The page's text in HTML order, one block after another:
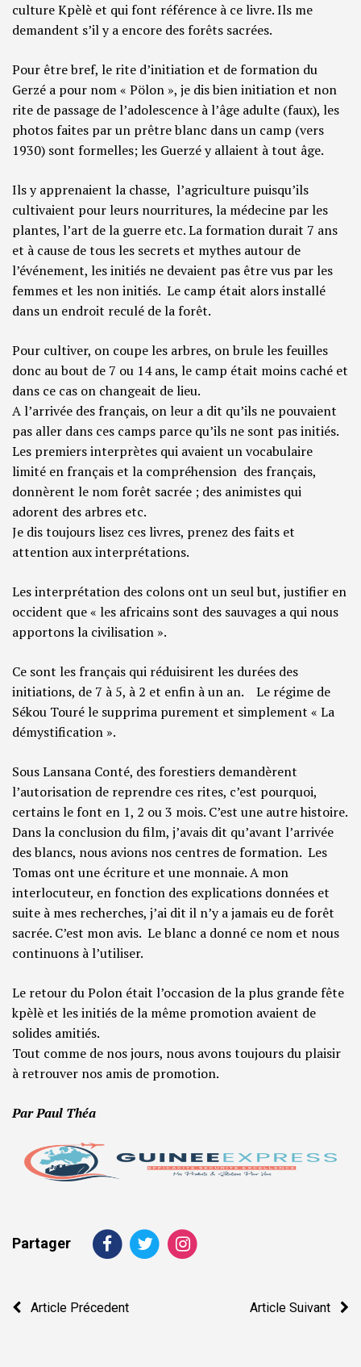
culture Kpèlè et qui font référence à ce livre. Ils me
demandent s’il y a encore des forêts sacrées.
Pour être bref, le rite d’initiation et de formation du
Gerzé a pour nom « Pölon », je dis bien initiation et non
rite de passage de l’adolescence à l’âge adulte (faux), les
photos faites par un prêtre blanc dans un camp (vers
1930) sont formelles; les Guerzé y allaient à tout âge.
Ils y apprenaient la chasse, l’agriculture puisqu’ils
cultivaient pour leurs nourritures, la médecine par les
plantes, l’art de la guerre etc. La formation durait 7 ans
et à cause de tous les secrets et mythes autour de
l’événement, les initiés ne devaient pas être vus par les
femmes et les non initiés. Le camp était alors installé
dans un endroit reculé de la forêt.
Pour cultiver, on coupe les arbres, on brule les feuilles
donc au bout de 7 ou 14 ans, le camp était moins caché et
dans ce cas on changeait de lieu.
A l’arrivée des français, on leur a dit qu’ils ne pouvaient
pas aller dans ces camps parce qu’ils ne sont pas initiés.
Les premiers interprètes qui avaient un vocabulaire
limité en français et la compréhension des français,
donnèrent le nom forêt sacrée ; des animistes qui
adorent des arbres etc.
Je dis toujours lisez ces livres, prenez des faits et
attention aux interprétations.
Les interprétation des colons ont un seul but, justifier en
occident que « les africains sont des sauvages a qui nous
apportons la civilisation ».
Ce sont les français qui réduisirent les durées des
initiations, de 7 à 5, à 2 et enfin à un an. Le régime de
Sékou Touré le supprima purement et simplement « La
démystification ».
Sous Lansana Conté, des forestiers demandèrent
l’autorisation de reprendre ces rites, c’est pourquoi,
certains le font en 1, 2 ou 3 mois. C’est une autre histoire.
Dans la conclusion du film, j’avais dit qu’avant l’arrivée
des blancs, nous avions nos centres de formation. Les
Tomas ont une écriture et une monnaie. A mon
interlocuteur, en fonction des explications données et
suite à mes recherches, j’ai dit il n’y a jamais eu de forêt
sacrée. C’est mon avis. Le blanc a donné ce nom et nous
continuons à l’utiliser.
Le retour du Polon était l’occasion de la plus grande fête
kpèlè et les initiés de la même promotion avaient de
solides amitiés.
Tout comme de nos jours, nous avons toujours du plaisir
à retrouver nos amis de promotion.
Par Paul Théa
Partager
Navigation
Article Précedent Article Suivant